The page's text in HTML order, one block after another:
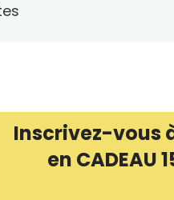
Inscrivez-vous
en CADEAU